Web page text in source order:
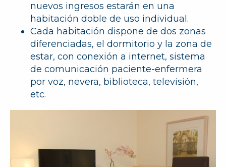
nuevos ingresos estarán en una
habitación doble de uso individual.
Cada habitación dispone de dos zonas
diferenciadas, el dormitorio y la zona de
estar, con conexión a internet, sistema
de comunicación paciente-enfermera
por voz, nevera, biblioteca, televisión,
etc.